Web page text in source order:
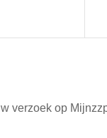
verzoek op